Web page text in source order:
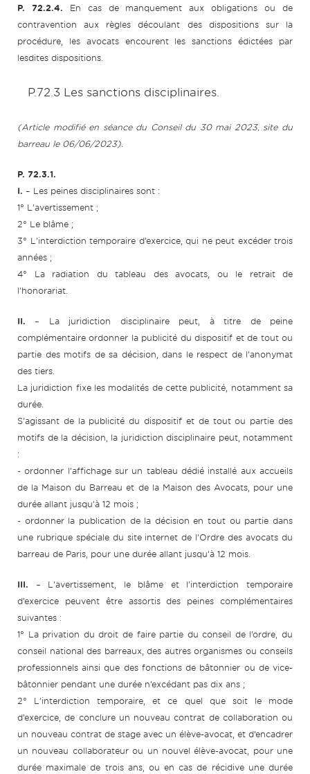
P. 72.2.4. En cas de manquement aux obligations ou de
contravention aux règles découlant des dispositions sur la
procédure, les avocats encourent les sanctions édictées par
lesdites dispositions.
P.72.3 Les sanctions disciplinaires.
(Article modifié en séance du Conseil du 30 mai 2023, site du
barreau le 06/06/2023).
P. 72.3.1.
I. – Les peines disciplinaires sont :
1° L’avertissement ;
2° Le blâme ;
3° L’interdiction temporaire d’exercice, qui ne peut excéder trois
années ;
4° La radiation du tableau des avocats, ou le retrait de
l’honorariat.
II. – La juridiction disciplinaire peut, à titre de peine
complémentaire ordonner la publicité du dispositif et de tout ou
partie des motifs de sa décision, dans le respect de l’anonymat
des tiers.
La juridiction fixe les modalités de cette publicité, notamment sa
durée.
S’agissant de la publicité du dispositif et de tout ou partie des
motifs de la décision, la juridiction disciplinaire peut, notamment
:
- ordonner l’affichage sur un tableau dédié installé aux accueils
de la Maison du Barreau et de la Maison des Avocats, pour une
durée allant jusqu’à 12 mois ;
- ordonner la publication de la décision en tout ou partie dans
une rubrique spéciale du site internet de l’Ordre des avocats du
barreau de Paris, pour une durée allant jusqu’à 12 mois.
III. – L’avertissement, le blâme et l’interdiction temporaire
d’exercice peuvent être assortis des peines complémentaires
suivantes :
1° La privation du droit de faire partie du conseil de l’ordre, du
conseil national des barreaux, des autres organismes ou conseils
professionnels ainsi que des fonctions de bâtonnier ou de vice-
bâtonnier pendant une durée n’excédant pas dix ans ;
2° L’interdiction temporaire, et ce quel que soit le mode
d’exercice, de conclure un nouveau contrat de collaboration ou
un nouveau contrat de stage avec un élève-avocat, et d’encadrer
un nouveau collaborateur ou un nouvel élève-avocat, pour une
durée maximale de trois ans, ou en cas de récidive une durée